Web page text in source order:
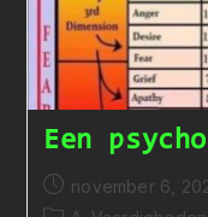
Een
Bericht
gepubliceerd
november 6,